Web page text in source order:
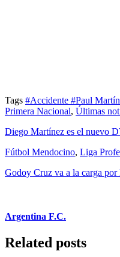
Tags #Accidente #Paul Martín
Primera Nacional, Últimas
Diego Martínez es el nuevo
Fútbol Mendocino, Liga
Godoy Cruz va a la carga
Argentina F.C.
Related posts